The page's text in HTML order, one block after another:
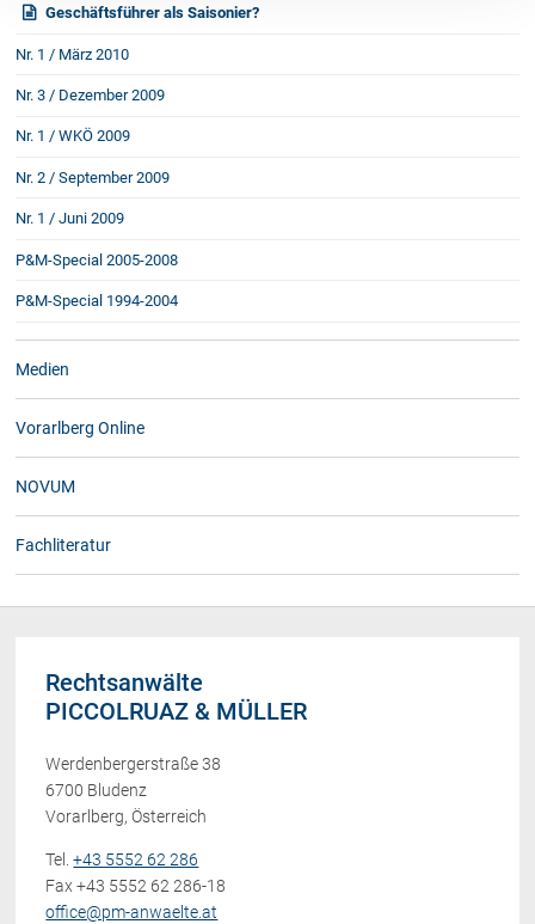
Geschäftsführer als Saisonier?
Nr. 1 / März 2010
Nr. 3 / Dezember 2009
Nr. 1 / WKÖ 2009
Nr. 2 / September 2009
Nr. 1 / Juni 2009
P&M-Special 2005-2008
P&M-Special 1994-2004
Medien
Vorarlberg Online
NOVUM
Fachliteratur
Rechtsanwälte
PICCOLRUAZ & MÜLLER
Werdenbergerstraße 38
6700 Bludenz
Vorarlberg, Österreich
Tel.+43 5552 62 286
Fax +43 5552 62 286-18
office@pm-anwaelte.at